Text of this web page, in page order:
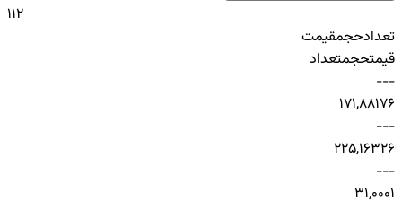
112
تعدادحجمقیمت
قیمتحجمتعداد
-
-
-
171,88176
-
-
-
225,16326
-
-
-
31,0001